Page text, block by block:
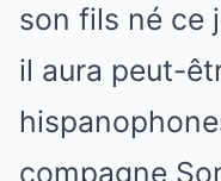
son fils né ce
il aura peut-
compagne